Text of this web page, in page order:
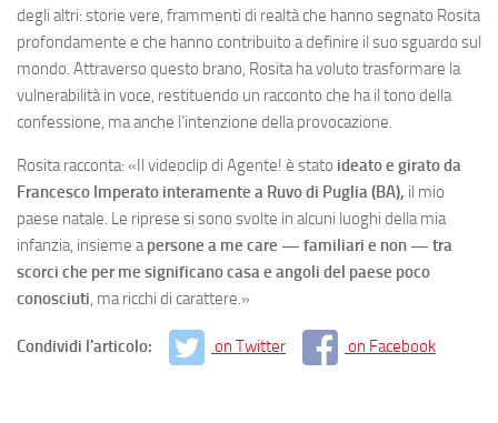
degli altri: storie vere, frammenti di realtà che hanno segnato Rosita
profondamente e che hanno contribuito a definire il suo sguardo sul
mondo. Attraverso questo brano, Rosita ha voluto trasformare la
vulnerabilità in voce, restituendo un racconto che ha il tono della
confessione, ma anche l’intenzione della provocazione.
Rosita racconta: «Il videoclip di Agente! è stato ideato e girato da
Francesco Imperato interamente a Ruvo di Puglia (BA), il mio
paese natale. Le riprese si sono svolte in alcuni luoghi della mia
infanzia, insieme apersone a me care — familiari e non — tra
scorci che per me significano casa e angoli del paese poco
conosciuti, ma ricchi di carattere.»
Condividi l'articolo: on Twitter on Facebook